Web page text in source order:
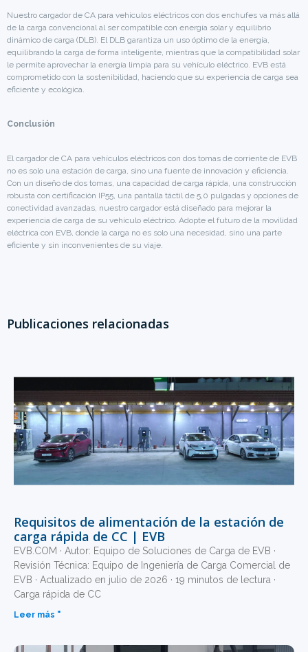
Nuestro cargador de CA para vehículos eléctricos con dos enchufes va más allá
de la carga convencional al ser compatible con energía solar y equilibrio
dinámico de carga (DLB). El DLB garantiza un uso óptimo de la energía,
equilibrando la carga de forma inteligente, mientras que la compatibilidad solar
le permite aprovechar la energía limpia para su vehículo eléctrico. EVB está
comprometido con la sostenibilidad, haciendo que su experiencia de carga sea
eficiente y ecológica.
Conclusión
El cargador de CA para vehículos eléctricos con dos tomas de corriente de EVB
no es solo una estación de carga, sino una fuente de innovación y eficiencia.
Con un diseño de dos tomas, una capacidad de carga rápida, una construcción
robusta con certificación IP55, una pantalla táctil de 5,0 pulgadas y opciones de
conectividad avanzadas, nuestro cargador está diseñado para mejorar la
experiencia de carga de su vehículo eléctrico. Adopte el futuro de la movilidad
eléctrica con EVB, donde la carga no es solo una necesidad, sino una parte
eficiente y sin inconvenientes de su viaje.
Publicaciones relacionadas
Requisitos de alimentación de la estación de
carga rápida de CC | EVB
EVB.COM · Autor: Equipo de Soluciones de Carga de EVB ·
Revisión Técnica: Equipo de Ingeniería de Carga Comercial de
EVB · Actualizado en julio de 2026 · 19 minutos de lectura ·
Carga rápida de CC
Leer más "